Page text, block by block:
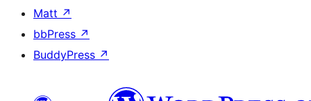
Matt ↗
bbPress ↗
BuddyPress ↗